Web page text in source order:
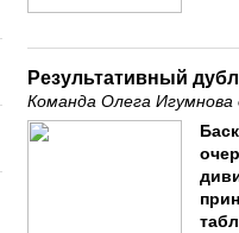
Результативный
Команда Олега Игумнова